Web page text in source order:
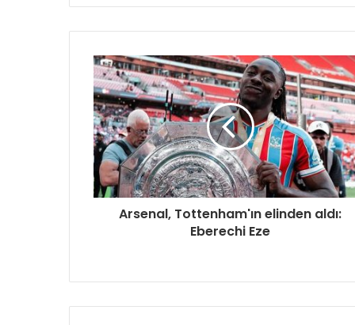
Arsenal, Tottenham'ın elinden aldı:
Eberechi Eze